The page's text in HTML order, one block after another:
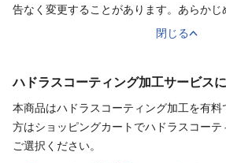
告なく変更することがあります。あらかじ
閉じる
ハドラスコーティング加工サービス
本商品はハドラスコーティング加工を有
方はショッピングカートでハドラスコー
ご選択ください。